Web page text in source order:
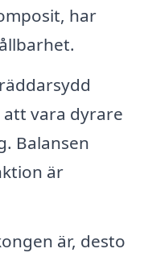
har
vara dyrare
Balansen
är
är, desto